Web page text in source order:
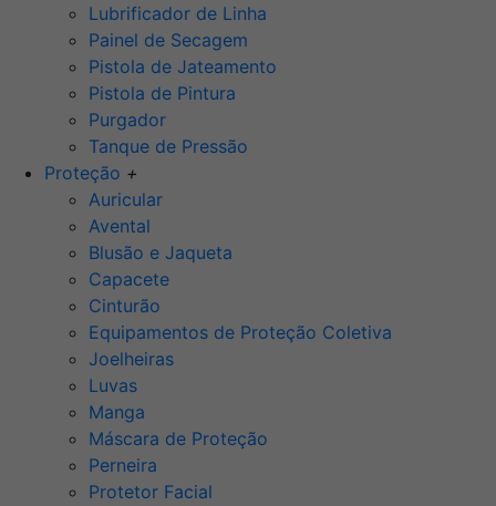
Lubrificador de Linha
Painel de Secagem
Pistola de Jateamento
Pistola de Pintura
Purgador
Tanque de Pressão
Proteção +
Auricular
Avental
Blusão e Jaqueta
Capacete
Cinturão
Equipamentos de Proteção Coletiva
Joelheiras
Luvas
Manga
Máscara de Proteção
Perneira
Protetor Facial